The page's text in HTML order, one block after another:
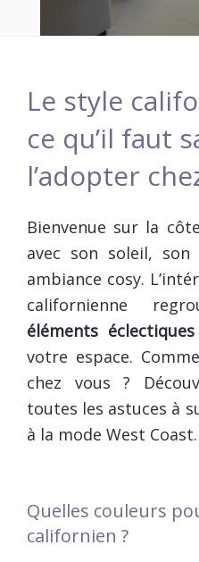
Le style
ce qu’il faut
l’adopter
Bienvenue sur la
avec son soleil,
ambiance cosy.
californienne
éléments éclectiques
votre espace.
chez vous ?
toutes les astuces à
à la mode West Coast.
Quelles couleurs
californien ?